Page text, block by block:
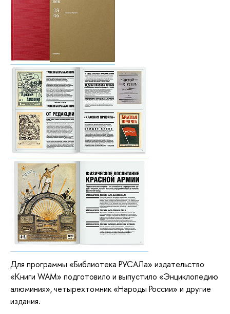
Для программы «Библиотека РУСАЛа» издательство
«Книги WAM» подготовило и выпустило «Энциклопедию
алюминия», четырехтомник «Народы России» и другие
издания.